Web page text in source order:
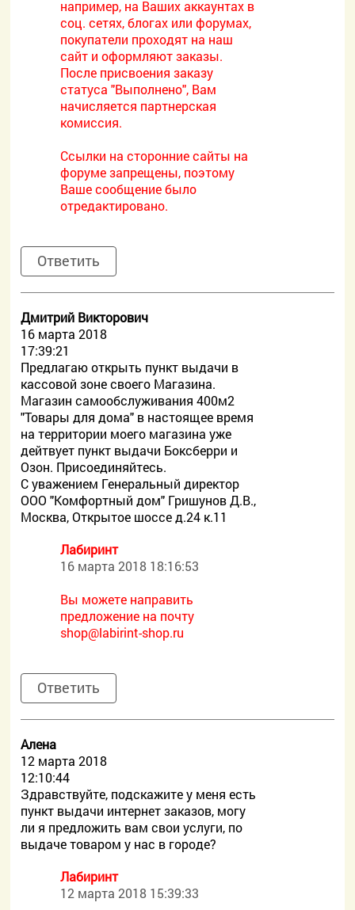
например, на Ваших аккаунтах в
соц. сетях, блогах или форумах,
покупатели проходят на наш
сайт и оформляют заказы.
После присвоения заказу
статуса "Выполнено", Вам
начисляется партнерская
комиссия.
Ссылки на сторонние сайты на
форуме запрещены, поэтому
Ваше сообщение было
отредактировано.
Ответить
Дмитрий Викторович
16 марта 2018
17:39:21
Предлагаю открыть пункт выдачи в
кассовой зоне своего Магазина.
Магазин самообслуживания 400м2
"Товары для дома" в настоящее время
на территории моего магазина уже
дейтвует пункт выдачи Боксберри и
Озон. Присоединяйтесь.
С уважением Генеральный директор
ООО "Комфортный дом" Гришунов Д.В.,
Москва, Открытое шоссе д.24 к.11
Лабиринт
16 марта 2018 18:16:53
Вы можете направить
предложение на почту
shop@labirint-shop.ru
Ответить
Алена
12 марта 2018
12:10:44
Здравствуйте, подскажите у меня есть
пункт выдачи интернет заказов, могу
ли я предложить вам свои услуги, по
выдаче товаром у нас в городе?
Лабиринт
12 марта 2018 15:39:33